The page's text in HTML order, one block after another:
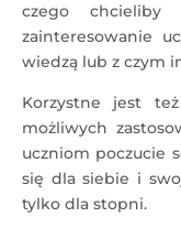
czego chcieliby
zainteresowanie
wiedzą lub z czym
Korzystne jest
możliwych
uczniom poczucie
się dla siebie i
tylko dla stopni.